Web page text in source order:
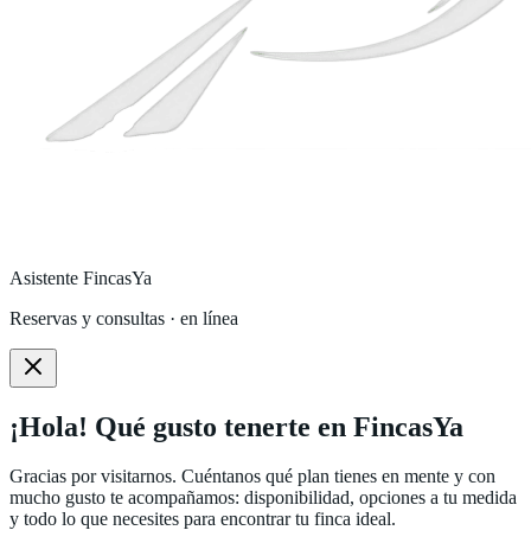
Asistente FincasYa
Reservas y consultas · en línea
¡Hola! Qué gusto tenerte en FincasYa
Gracias por visitarnos. Cuéntanos qué plan tienes en mente y con
mucho gusto te acompañamos: disponibilidad, opciones a tu medida
y todo lo que necesites para encontrar tu finca ideal.